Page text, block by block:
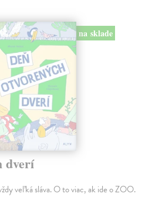
na sklade
dverí
veľká sláva. O to viac, ak ide o ZOO.